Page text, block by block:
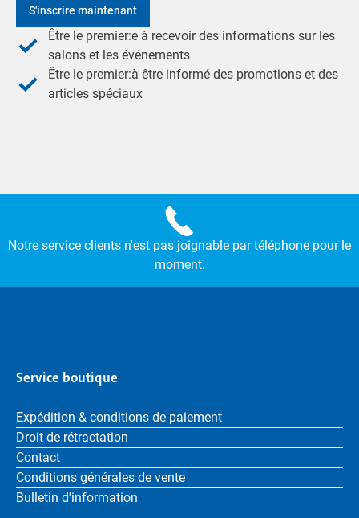
S'inscrire maintenant
Être le premier:e à recevoir des informations sur les
salons et les événements
Être le premier:à être informé des promotions et des
articles spéciaux
Notre service clients n'est pas joignable par téléphone pour le
moment.
Service boutique
Expédition & conditions de paiement
Droit de rétractation
Contact
Conditions générales de vente
Bulletin d'information